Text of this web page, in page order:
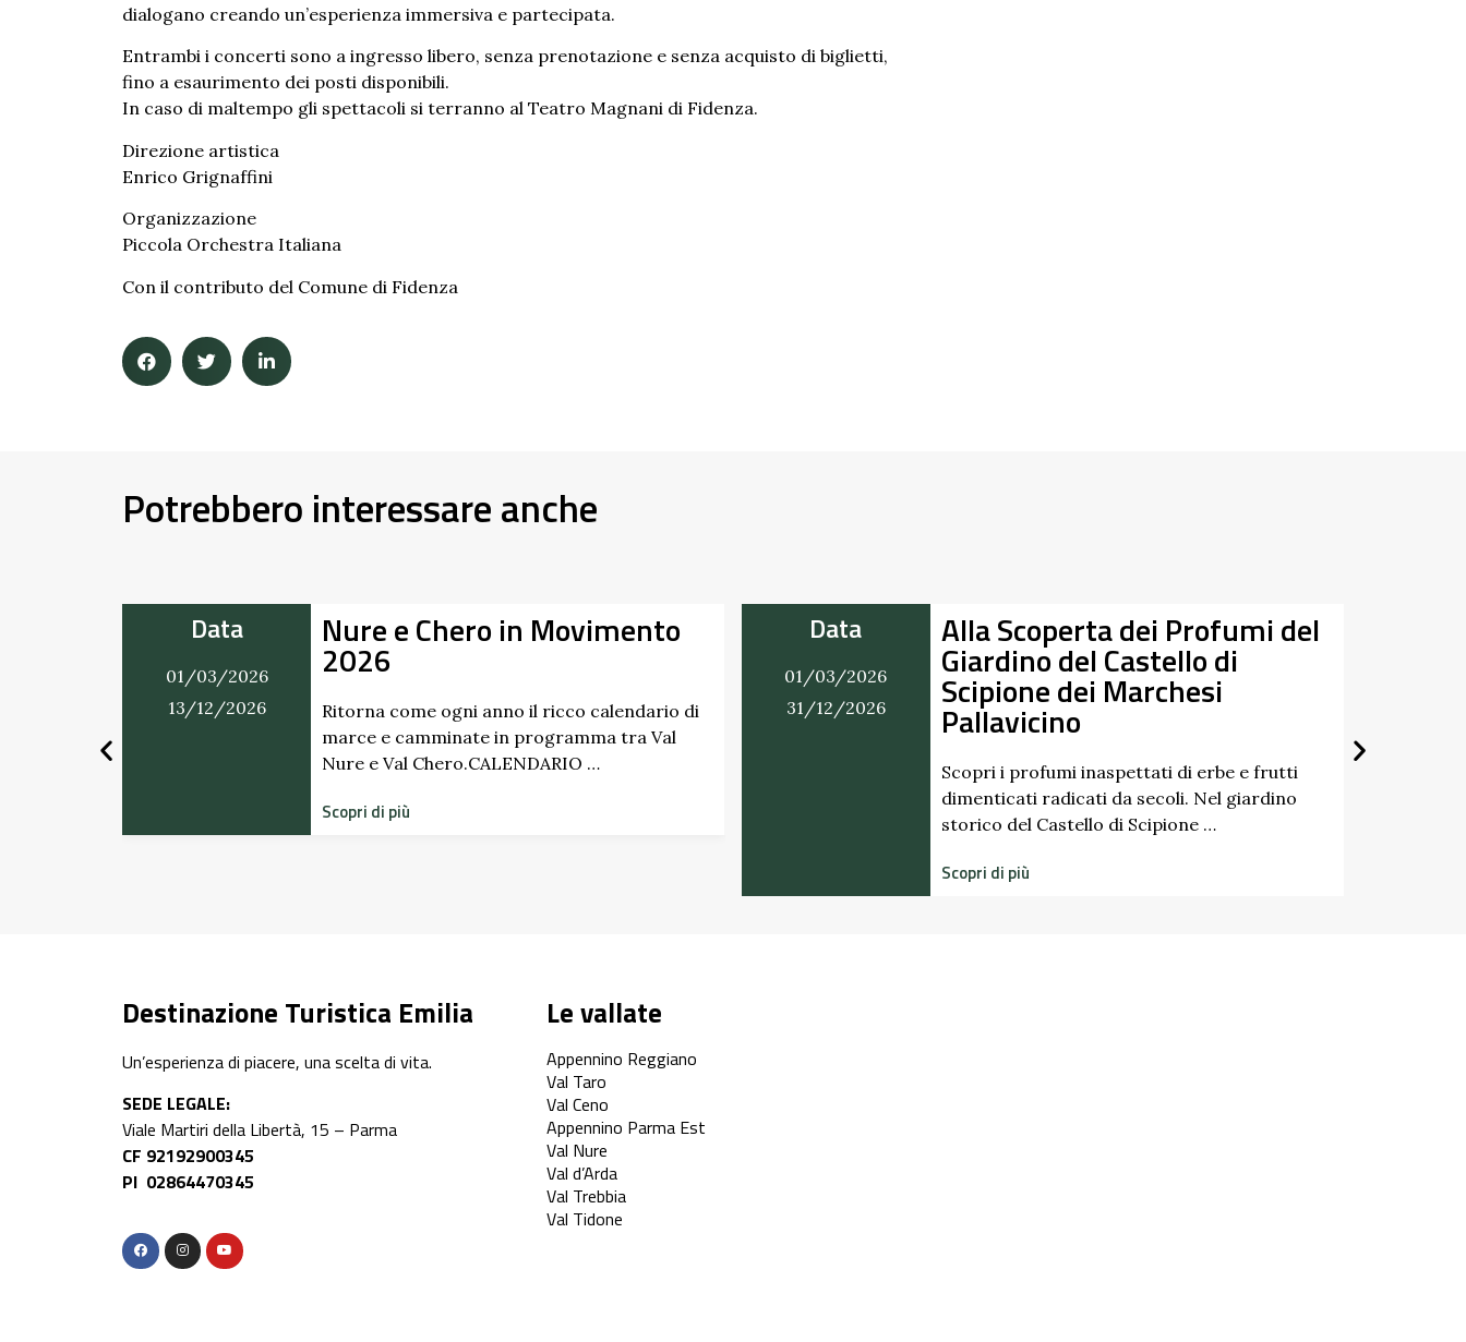
dialogano creando un’esperienza immersiva e partecipata.
Entrambi i concerti sono a ingresso libero, senza prenotazione e senza acquisto di biglietti,
fino a esaurimento dei posti disponibili.
In caso di maltempo gli spettacoli si terranno al Teatro Magnani di Fidenza.
Direzione artistica
Enrico Grignaffini
Organizzazione
Piccola Orchestra Italiana
Con il contributo del Comune di Fidenza
Potrebbero interessare anche
tra Val
01/03/2026
31/12/2026
Alla Scoperta dei Profumi del
Giardino del Castello di
Pallavicino
Scopri i profumi inaspettati di erbe e frutti
storico del Castello di Scipione …
07/03/2026
27/09/2026
Tra Taro e Ceno alla
Riscoperta dei Fiumi Gemelli
Un percorso a tappe tra natura, storia e
paesaggi dell’Appennino: è questo lo spirito
di “Tra Taro e Ceno”, un’iniziativa …
Scopri di più
Destinazione Turistica Emilia
Un’esperienza di piacere, una scelta di vita.
SEDE LEGALE:
Viale Martiri della Libertà, 15 – Parma
CF 92192900345
PI 02864470345
Le vallate
Appennino Reggiano
Val Taro
Val Ceno
Appennino Parma Est
Val Nure
Val d’Arda
Val Trebbia
Val Tidone